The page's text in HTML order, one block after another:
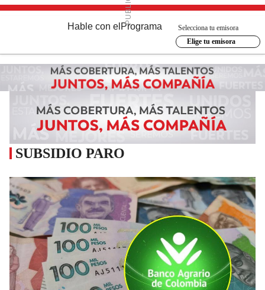
Hable con el Programa
Selecciona tu emisora
Elige tu emisora
SUBSIDIO PARO